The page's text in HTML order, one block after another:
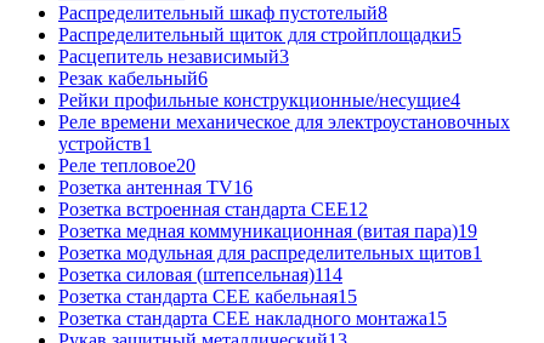
Распределительный шкаф пустотелый8
Распределительный щиток для стройплощадки5
Расцепитель независимый3
Резак кабельный6
Рейки профильные конструкционные/несущие4
Реле времени механическое для электроустановочных
устройств1
Реле тепловое20
Розетка антенная TV16
Розетка встроенная стандарта CEE12
Розетка медная коммуникационная (витая пара)19
Розетка модульная для распределительных щитов1
Розетка силовая (штепсельная)114
Розетка стандарта СЕЕ кабельная15
Розетка стандарта СЕЕ накладного монтажа15